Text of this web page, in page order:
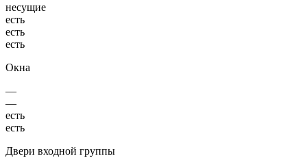
несущие
есть
есть
есть
Окна
—
—
есть
есть
Двери входной группы